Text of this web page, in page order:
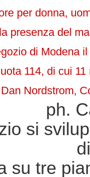
per donna,
presenza del
di Modena
114, di cui
Dan Nordstrom,
ph.
si
su tre